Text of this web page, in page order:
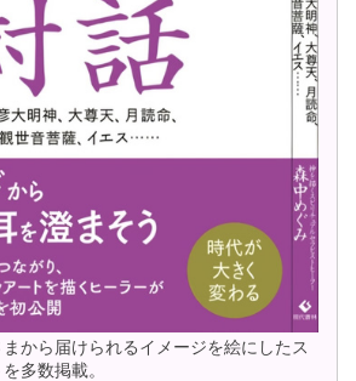
から届けられるイメージを絵にしたス
多数掲載。